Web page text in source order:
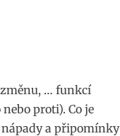
změnu, … funkcí
proti). Co je
a připomínky